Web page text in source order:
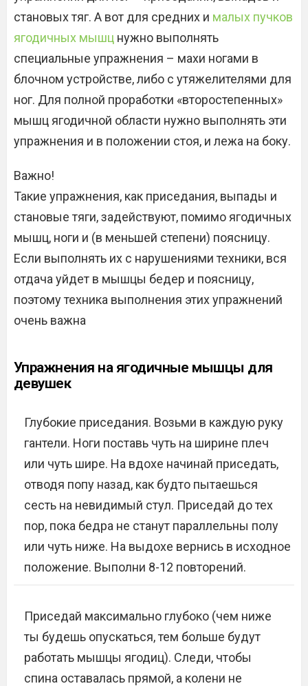
становых тяг. А вот для средних и малых пучков
ягодичных мышц нужно выполнять
специальные упражнения – махи ногами в
блочном устройстве, либо с утяжелителями для
ног. Для полной проработки «второстепенных»
мышц ягодичной области нужно выполнять эти
упражнения и в положении стоя, и лежа на боку.
Важно!
Такие упражнения, как приседания, выпады и
становые тяги, задействуют, помимо ягодичных
мышц, ноги и (в меньшей степени) поясницу.
Если выполнять их с нарушениями техники, вся
отдача уйдет в мышцы бедер и поясницу,
поэтому техника выполнения этих упражнений
очень важна
Упражнения на ягодичные мышцы для
девушек
Глубокие приседания. Возьми в каждую руку
гантели. Ноги поставь чуть на ширине плеч
или чуть шире. На вдохе начинай приседать,
отводя попу назад, как будто пытаешься
сесть на невидимый стул. Приседай до тех
пор, пока бедра не станут параллельны полу
или чуть ниже. На выдохе вернись в исходное
положение. Выполни 8-12 повторений.
Приседай максимально глубоко (чем ниже
ты будешь опускаться, тем больше будут
работать мышцы ягодиц). Следи, чтобы
спина оставалась прямой, а колени не